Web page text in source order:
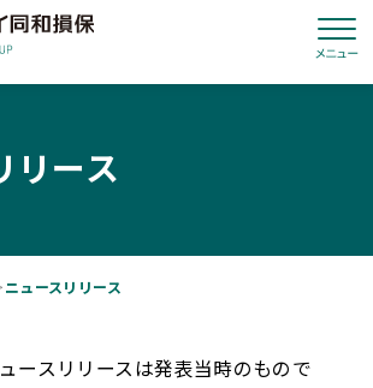
リース
ニュースリリース
ースリリースは発表当時のもので